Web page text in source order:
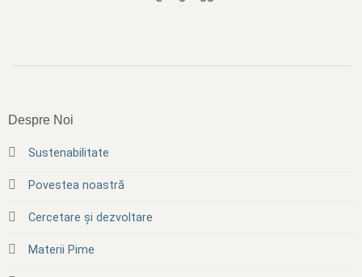
Despre Noi
Sustenabilitate
Povestea noastră
Cercetare și dezvoltare
Materii Pime